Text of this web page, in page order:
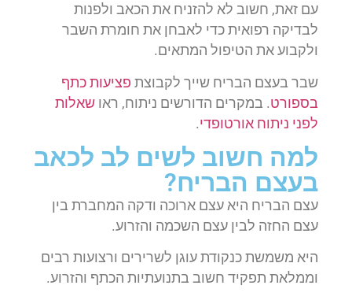
עם זאת, חשוב לא להזניח את הכאב ולפנות
לבדיקה רפואית כדי לאבחן את חומרת השבר
ולקבוע את הטיפול המתאים.
שבר בעצם הבריח שייך לקבוצת פציעות כתף
בספורט. במקרים הדורשים ניתוח, ראו שאלות
לפני ניתוח אורטופדי.
למה חשוב לשים לב לכאב
בעצם הבריח?
עצם הבריח היא עצם ארוכה ודקה המחברת בין
עצם החזה לבין עצם השכמה והזרוע.
היא משמשת כנקודת עוגן לשרירים ורצועות רבים
וממלאת תפקיד חשוב בתנועתיות הכתף והזרוע.